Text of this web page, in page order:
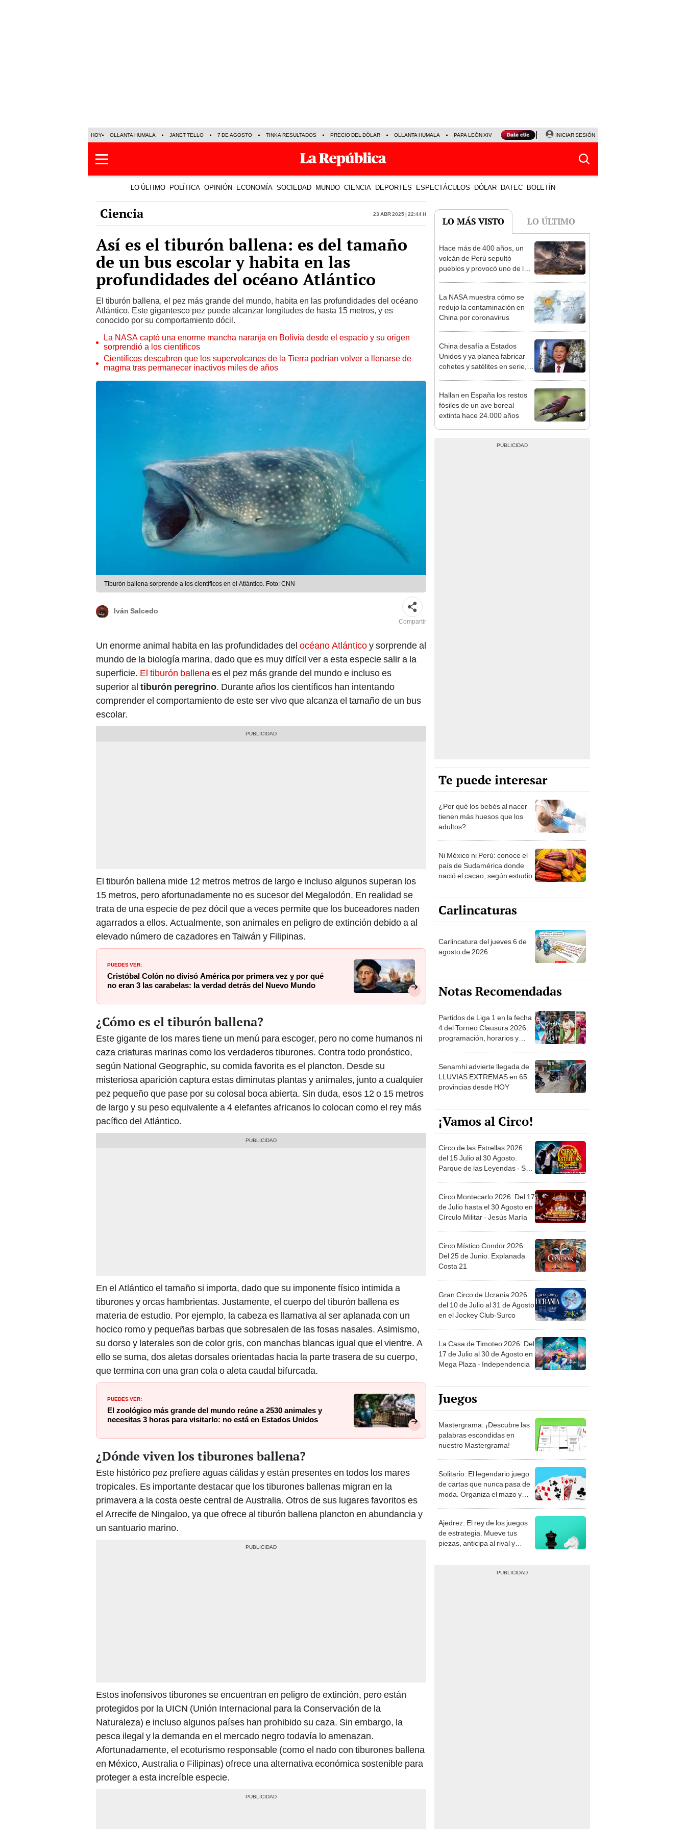
HOY OLLANTA HUMALA JANET TELLO 7 DE AGOSTO TINKA RESULTADOS PRECIO DEL DÓLAR OLLANTA HUMALA PAPA LEÓN XIV NALDY SALDAÑA LA BELLA LUZ
INICIAR SESIÓN
LO ÚLTIMO POLÍTICA OPINIÓN ECONOMÍA SOCIEDAD MUNDO CIENCIA DEPORTES ESPECTÁCULOS DÓLAR DATEC BOLETÍN
Ciencia 23 Abr 2025 | 22:44 h
Así es el tiburón ballena: es del tamaño
de un bus escolar y habita en las
profundidades del océano Atlántico
El tiburón ballena, el pez más grande del mundo, habita en las profundidades del océano
Atlántico. Este gigantesco pez puede alcanzar longitudes de hasta 15 metros, y es
conocido por su comportamiento dócil.
La NASA captó una enorme mancha naranja en Bolivia desde el espacio y su origen
sorprendió a los científicos
Científicos descubren que los supervolcanes de la Tierra podrían volver a llenarse de
magma tras permanecer inactivos miles de años
Tiburón ballena sorprende a los científicos en el Atlántico. Foto: CNN
Iván Salcedo
Compartir
Un enorme animal habita en las profundidades del océano Atlánticoy sorprende al
mundo de la biología marina, dado que es muy difícil ver a esta especie salir a la
superficie. El tiburón ballenaes el pez más grande del mundo e incluso es
superior al tiburón peregrino. Durante años los científicos han intentando
comprender el comportamiento de este ser vivo que alcanza el tamaño de un bus
escolar.
El tiburón ballena mide 12 metros metros de largo e incluso algunos superan los
15 metros, pero afortunadamente no es sucesor del Megalodón. En realidad se
trata de una especie de pez dócil que a veces permite que los buceadores naden
agarrados a ellos. Actualmente, son animales en peligro de extinción debido a al
elevado número de cazadores en Taiwán y Filipinas.
PUEDES VER:
Cristóbal Colón no divisó América por primera vez y por qué
no eran 3 las carabelas: la verdad detrás del Nuevo Mundo
¿Cómo es el tiburón ballena?
Este gigante de los mares tiene un menú para escoger, pero no come humanos ni
caza criaturas marinas como los verdaderos tiburones. Contra todo pronóstico,
según National Geographic, su comida favorita es el plancton. Desde su
misteriosa aparición captura estas diminutas plantas y animales, junto a cualquier
pez pequeño que pase por su colosal boca abierta. Sin duda, esos 12 o 15 metros
de largo y su peso equivalente a 4 elefantes africanos lo colocan como el rey más
pacífico del Atlántico.
En el Atlántico el tamaño si importa, dado que su imponente físico intimida a
tiburones y orcas hambrientas. Justamente, el cuerpo del tiburón ballena es
materia de estudio. Por ejemplo, la cabeza es llamativa al ser aplanada con un
hocico romo y pequeñas barbas que sobresalen de las fosas nasales. Asimismo,
su dorso y laterales son de color gris, con manchas blancas igual que el vientre. A
ello se suma, dos aletas dorsales orientadas hacia la parte trasera de su cuerpo,
que termina con una gran cola o aleta caudal bifurcada.
PUEDES VER:
El zoológico más grande del mundo reúne a 2530 animales y
necesitas 3 horas para visitarlo: no está en Estados Unidos
¿Dónde viven los tiburones ballena?
Este histórico pez prefiere aguas cálidas y están presentes en todos los mares
tropicales. Es importante destacar que los tiburones ballenas migran en la
primavera a la costa oeste central de Australia. Otros de sus lugares favoritos es
el Arrecife de Ningaloo, ya que ofrece al tiburón ballena plancton en abundancia y
un santuario marino.
Estos inofensivos tiburones se encuentran en peligro de extinción, pero están
protegidos por la UICN (Unión Internacional para la Conservación de la
Naturaleza) e incluso algunos países han prohibido su caza. Sin embargo, la
pesca ilegal y la demanda en el mercado negro todavía lo amenazan.
Afortunadamente, el ecoturismo responsable (como el nado con tiburones ballena
en México, Australia o Filipinas) ofrece una alternativa económica sostenible para
proteger a esta increíble especie.
LO MÁS VISTO LO ÚLTIMO
1
Hace más de 400 años, un
volcán de Perú sepultó
pueblos y provocó uno de los
2
La NASA muestra cómo se
redujo la contaminación en
China por coronavirus
3
China desafía a Estados
Unidos y ya planea fabricar
cohetes y satélites en serie,
4
Hallan en España los restos
fósiles de un ave boreal
extinta hace 24.000 años
Te puede interesar
¿Por qué los bebés al nacer
tienen más huesos que los
adultos?
Ni México ni Perú: conoce el
país de Sudamérica donde
nació el cacao, según estudio
Carlincaturas
Carlincatura del jueves 6 de
agosto de 2026
Notas Recomendadas
Partidos de Liga 1 en la fecha
4 del Torneo Clausura 2026:
programación, horarios y
Senamhi advierte llegada de
LLUVIAS EXTREMAS en 65
provincias desde HOY
¡Vamos al Circo!
Circo de las Estrellas 2026:
del 15 Julio al 30 Agosto.
Parque de las Leyendas - San
Circo Montecarlo 2026: Del 17
de Julio hasta el 30 Agosto en
Círculo Militar - Jesús María
Circo Místico Condor 2026:
Del 25 de Junio. Explanada
Costa 21
Gran Circo de Ucrania 2026:
del 10 de Julio al 31 de Agosto
en el Jockey Club-Surco
La Casa de Timoteo 2026: Del
17 de Julio al 30 de Agosto en
Mega Plaza - Independencia
Juegos
Mastergrama: ¡Descubre las
palabras escondidas en
nuestro Mastergrama!
Solitario: El legendario juego
de cartas que nunca pasa de
moda. Organiza el mazo y
Ajedrez: El rey de los juegos
de estrategia. Mueve tus
piezas, anticipa al rival y